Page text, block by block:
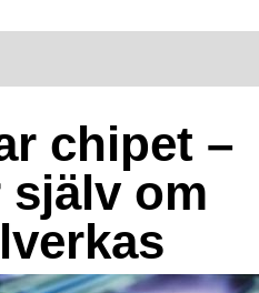
chipet –
om